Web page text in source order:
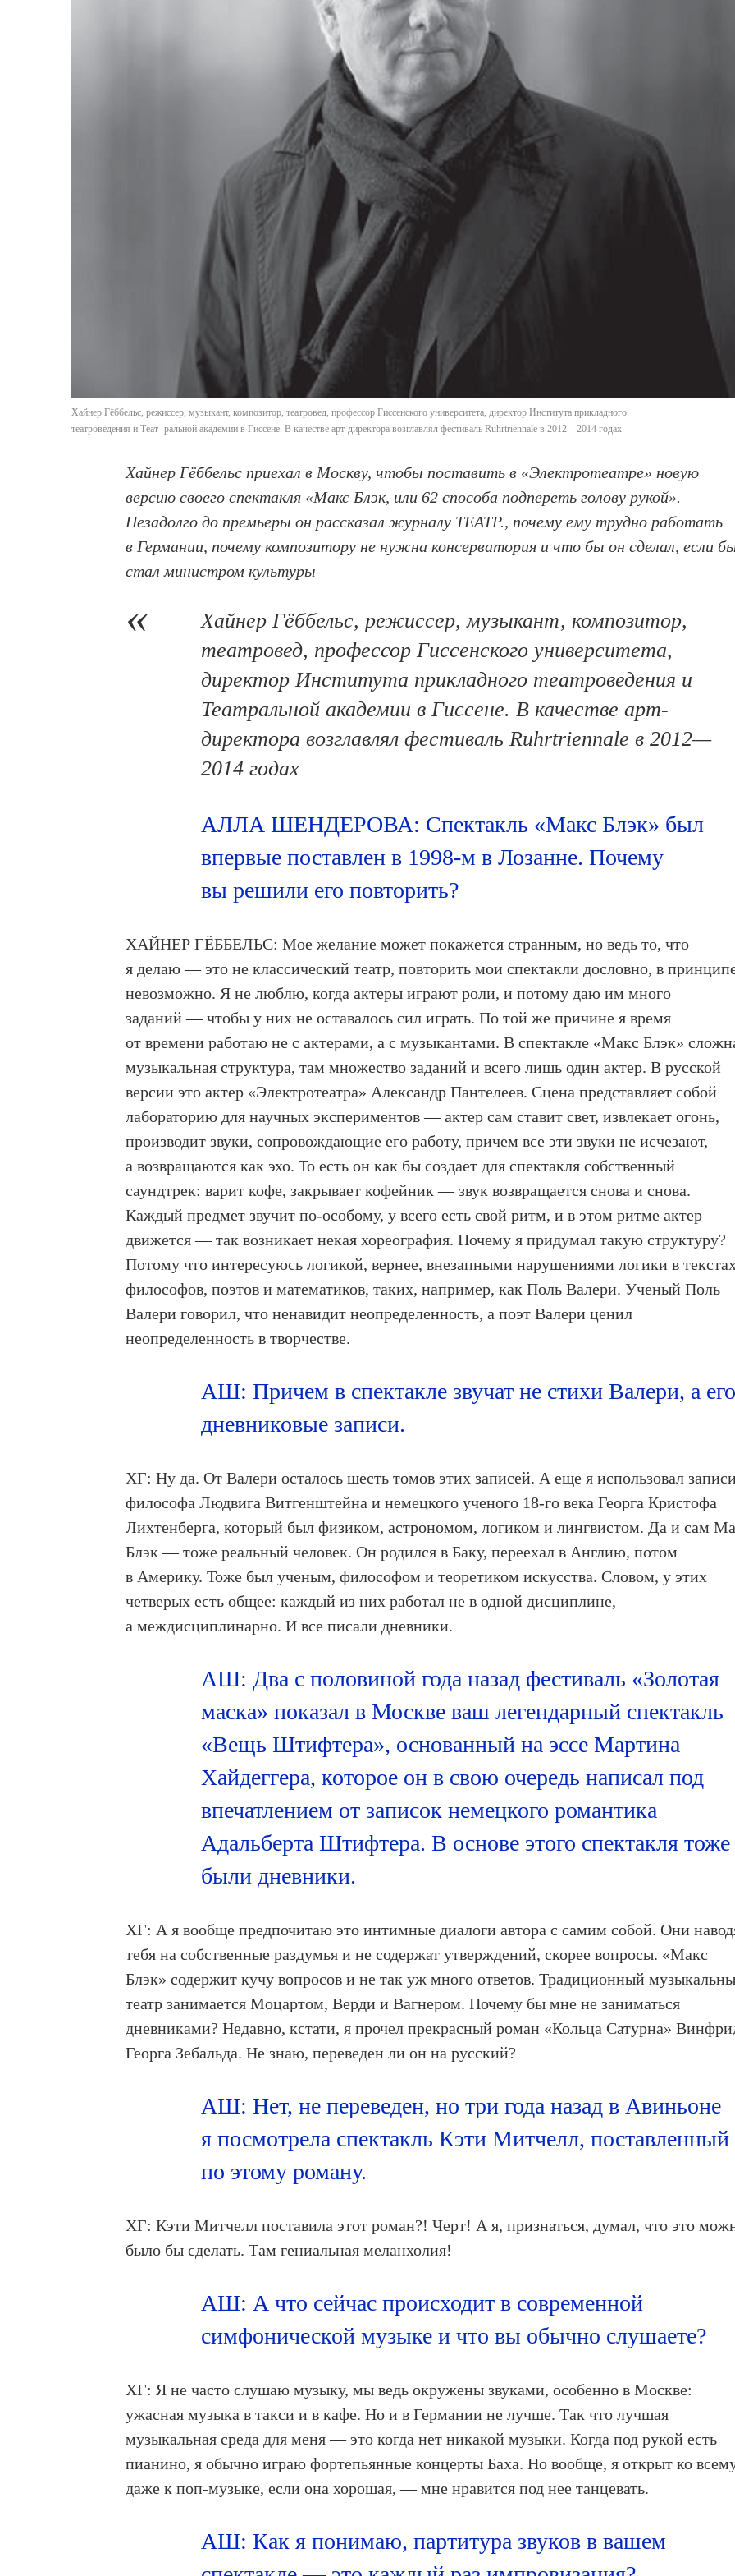
Хайнер Гёббельс, режиссер, музыкант, композитор, театровед, профессор Гиссенского университета, директор Института прикладного
театроведения и Теат- ральной академии в Гиссене. В качестве арт-директора возглавлял фестиваль Ruhrtriennale в 2012—2014 годах
Хайнер Гёббельс приехал в Москву, чтобы поставить в «Электротеатре» новую
версию своего спектакля «Макс Блэк, или 62 способа подпереть голову рукой».
Незадолго до премьеры он рассказал журналу ТЕАТР., почему ему трудно работать
в Германии, почему композитору не нужна консерватория и что бы он сделал, если
стал министром культуры
Хайнер Гёббельс, режиссер, музыкант, композитор,
театровед, профессор Гиссенского университета,
директор Института прикладного театроведения и
Театральной академии в Гиссене. В качестве арт-
директора возглавлял фестиваль Ruhrtriennale в 2012—
2014 годах
АЛЛА ШЕНДЕРОВА: Cпектакль «Макс Блэк» был
впервые поставлен в 1998-м в Лозанне. Почему
вы решили его повторить?
ХАЙНЕР ГЁББЕЛЬС: Мое желание может покажется странным, но ведь то, что
я делаю — это не классический театр, повторить мои спектакли дословно, в
невозможно. Я не люблю, когда актеры играют роли, и потому даю им много
заданий — чтобы у них не оставалось сил играть. По той же причине я время
от времени работаю не с актерами, а с музыкантами. В спектакле «Макс Блэк»
музыкальная структура, там множество заданий и всего лишь один актер. В русской
версии это актер «Электротеатра» Александр Пантелеев. Сцена представляет собой
лабораторию для научных экспериментов — актер сам ставит свет, извлекает огонь,
производит звуки, сопровождающие его работу, причем все эти звуки не исчезают,
а возвращаются как эхо. То есть он как бы создает для спектакля собственный
саундтрек: варит кофе, закрывает кофейник — звук возвращается снова и снова.
Каждый предмет звучит по-особому, у всего есть свой ритм, и в этом ритме актер
движется — так возникает некая хореография. Почему я придумал такую структуру?
Потому что интересуюсь логикой, вернее, внезапными нарушениями логики в
философов, поэтов и математиков, таких, например, как Поль Валери. Ученый Поль
Валери говорил, что ненавидит неопределенность, а поэт Валери ценил
неопределенность в творчестве.
АШ: Причем в спектакле звучат не стихи Валери, а
дневниковые записи.
ХГ: Ну да. От Валери осталось шесть томов этих записей. А еще я использовал
философа Людвига Витгенштейна и немецкого ученого 18-го века Георга Кристофа
Лихтенберга, который был физиком, астрономом, логиком и лингвистом. Да и сам
Блэк — тоже реальный человек. Он родился в Баку, переехал в Англию, потом
в Америку. Тоже был ученым, философом и теоретиком искусства. Словом, у этих
четверых есть общее: каждый из них работал не в одной дисциплине,
а междисциплинарно. И все писали дневники.
АШ: Два с половиной года назад фестиваль «Золотая
маска» показал в Москве ваш легендарный спектакль
«Вещь Штифтера», основанный на эссе Мартина
Хайдеггера, которое он в свою очередь написал под
впечатлением от записок немецкого романтика
Адальберта Штифтера. В основе этого спектакля тоже
были дневники.
ХГ: А я вообще предпочитаю это интимные диалоги автора с самим собой. Они
тебя на собственные раздумья и не содержат утверждений, скорее вопросы. «Макс
Блэк» содержит кучу вопросов и не так уж много ответов. Традиционный
театр занимается Моцартом, Верди и Вагнером. Почему бы мне не заниматься
дневниками? Недавно, кстати, я прочел прекрасный роман «Кольца Сатурна»
Георга Зебальда. Не знаю, переведен ли он на русский?
АШ: Нет, не переведен, но три года назад в Авиньоне
я посмотрела спектакль Кэти Митчелл, поставленный
по этому роману.
ХГ: Кэти Митчелл поставила этот роман?! Черт! А я, признаться, думал, что это
было бы сделать. Там гениальная меланхолия!
АШ: А что сейчас происходит в современной
симфонической музыке и что вы обычно слушаете?
ХГ: Я не часто слушаю музыку, мы ведь окружены звуками, особенно в Москве:
ужасная музыка в такси и в кафе. Но и в Германии не лучше. Так что лучшая
музыкальная среда для меня — это когда нет никакой музыки. Когда под рукой есть
пианино, я обычно играю фортепьянные концерты Баха. Но вообще, я открыт ко
даже к поп-музыке, если она хорошая, — мне нравится под нее танцевать.
АШ: Как я понимаю, партитура звуков в вашем